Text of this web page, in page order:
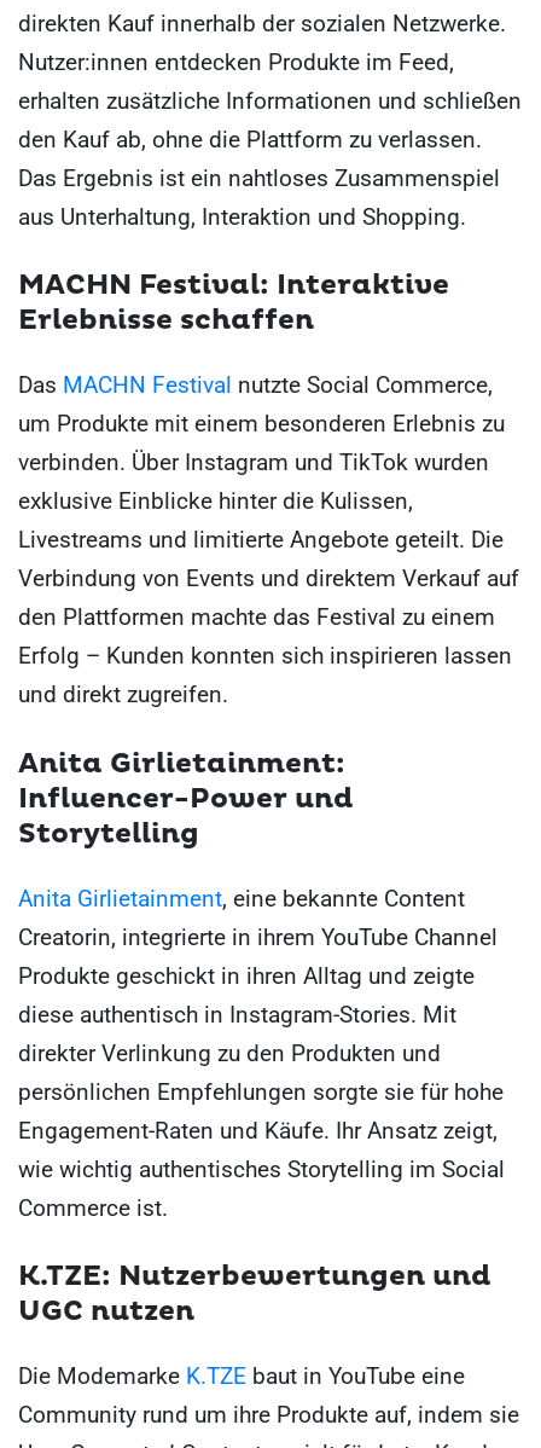
direkten Kauf innerhalb der sozialen Netzwerke.
Nutzer:innen entdecken Produkte im Feed,
erhalten zusätzliche Informationen und schließen
den Kauf ab, ohne die Plattform zu verlassen.
Das Ergebnis ist ein nahtloses Zusammenspiel
aus Unterhaltung, Interaktion und Shopping.
MACHN Festival: Interaktive
Erlebnisse schaffen
Das MACHN Festival nutzte Social Commerce,
um Produkte mit einem besonderen Erlebnis zu
verbinden. Über Instagram und TikTok wurden
exklusive Einblicke hinter die Kulissen,
Livestreams und limitierte Angebote geteilt. Die
Verbindung von Events und direktem Verkauf auf
den Plattformen machte das Festival zu einem
Erfolg – Kunden konnten sich inspirieren lassen
und direkt zugreifen.
Anita Girlietainment:
Influencer-Power und
Storytelling
Anita Girlietainment, eine bekannte Content
Creatorin, integrierte in ihrem YouTube Channel
Produkte geschickt in ihren Alltag und zeigte
diese authentisch in Instagram-Stories. Mit
direkter Verlinkung zu den Produkten und
persönlichen Empfehlungen sorgte sie für hohe
Engagement-Raten und Käufe. Ihr Ansatz zeigt,
wie wichtig authentisches Storytelling im Social
Commerce ist.
K.TZE: Nutzerbewertungen und
UGC nutzen
Die Modemarke K.TZE baut in YouTube eine
Community rund um ihre Produkte auf, indem sie